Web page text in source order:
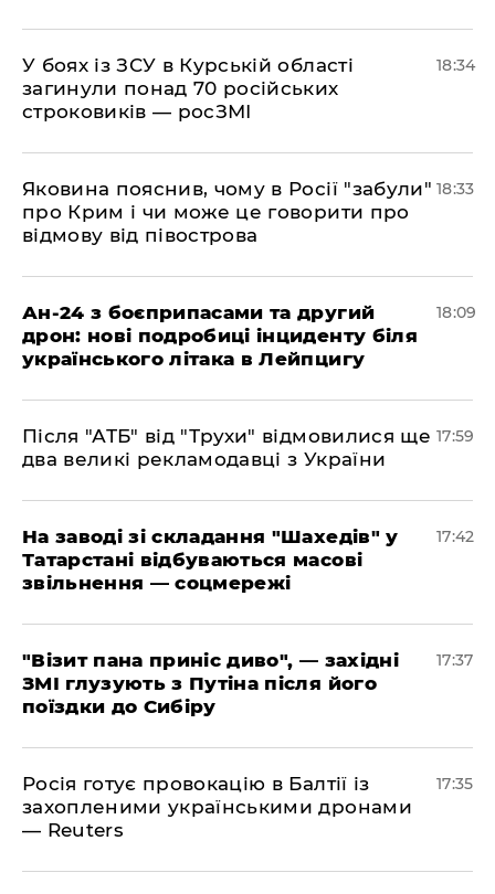
​У боях із ЗСУ в Курській області
загинули понад 70 російських
строковиків — росЗМІ
18:34
​Яковина пояснив, чому в Росії "забули"
про Крим і чи може це говорити про
відмову від півострова
18:33
​Ан-24 з боєприпасами та другий
дрон: нові подробиці інциденту біля
українського літака в Лейпцигу
18:09
​Після "АТБ" від "Трухи" відмовилися ще
два великі рекламодавці з України
17:59
​На заводі зі складання "Шахедів" у
Татарстані відбуваються масові
звільнення — соцмережі
17:42
"Візит пана приніс диво", — західні
ЗМІ глузують з Путіна після його
поїздки до Сибіру
17:37
Росія готує провокацію в Балтії із
захопленими українськими дронами
— Reuters
17:35